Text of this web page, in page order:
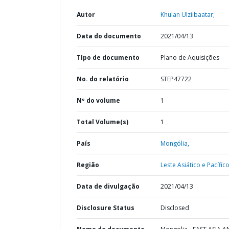
Autor Khulan Ulziibaatar;
Data do documento 2021/04/13
TIpo de documento Plano de Aquisições
No. do relatório STEP47722
Nº do volume 1
Total Volume(s) 1
País Mongólia,
Região Leste Asiático e
Data de divulgação 2021/04/13
Disclosure Status Disclosed